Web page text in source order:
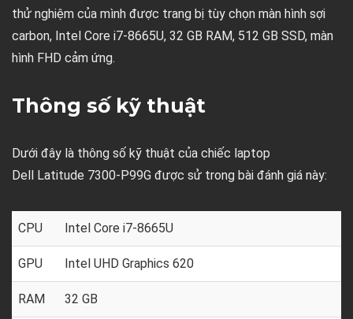
thử nghiệm của mình được trang bị tùy chọn màn hình sợi
carbon, Intel Core i7-8665U, 32 GB RAM, 512 GB SSD, màn
hình FHD cảm ứng.
Thông số kỹ thuật
Dưới đây là thông số kỹ thuật của chiếc laptop
Dell Latitude 7300-P99G được sử trong bài đánh giá này:
CPU Intel Core i7-8665U
GPU Intel UHD Graphics 620
RAM 32 GB